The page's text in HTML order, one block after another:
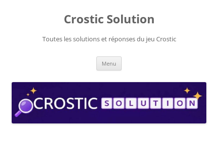
Crostic Solution
Toutes les solutions et réponses du jeu Crostic
Menu